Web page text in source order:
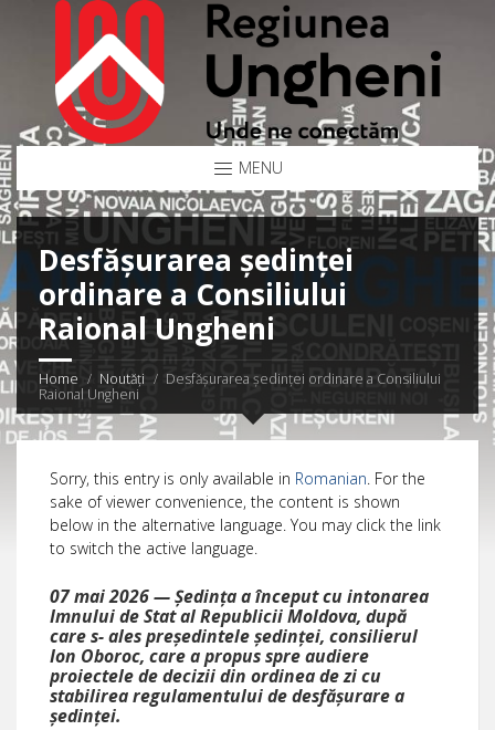
MENU
Desfășurarea ședinței
ordinare a Consiliului
Raional Ungheni
Home Noutăți
Desfășurarea ședinței ordinare a Consiliului
Raional Ungheni
Sorry, this entry is only available in Romanian. For the
sake of viewer convenience, the content is shown
below in the alternative language. You may click the link
to switch the active language.
07 mai 2026 — Ședința a început cu intonarea
Imnului de Stat al Republicii Moldova, după
care s- ales președintele ședinței, consilierul
Ion Oboroc, care a propus spre audiere
proiectele de decizii din ordinea de zi cu
stabilirea regulamentului de desfășurare a
ședinței.